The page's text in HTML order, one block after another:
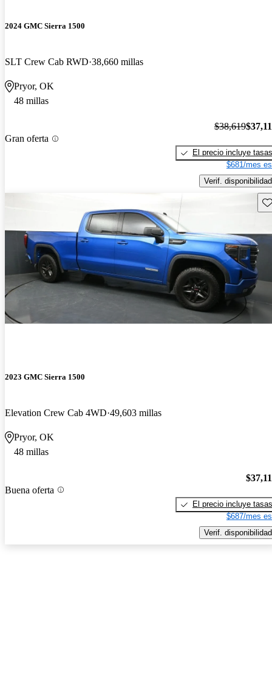
2024 GMC Sierra 1500
SLT Crew Cab RWD 38,660 millas
Pryor, OK
48 millas
Gran oferta
$38,619
El precio incluye tasas
$681/mes
Verif. disponibilidad
2023 GMC Sierra 1500
Elevation Crew Cab 4WD 49,603 millas
Pryor, OK
48 millas
Buena oferta
El precio incluye tasas
$687/mes
Verif. disponibilidad